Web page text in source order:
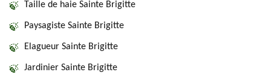
Taille de haie Sainte Brigitte
Paysagiste Sainte Brigitte
Elagueur Sainte Brigitte
Jardinier Sainte Brigitte